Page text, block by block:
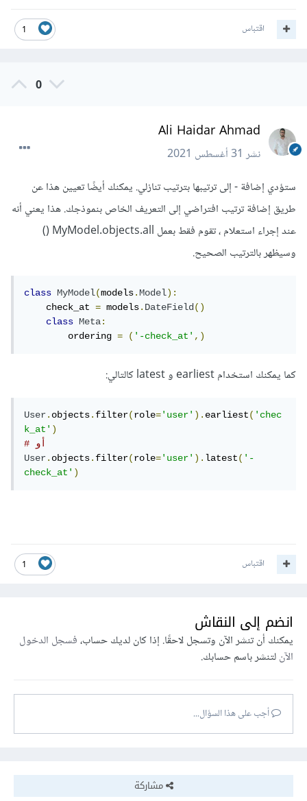
1 اقتباس
0
Ali Haidar Ahmad
نشر31 أغسطس 2021
ستؤدي إضافة - إلى ترتيبها بترتيب تنازلي. يمكنك أيضًا تعيين هذا عن
طريق إضافة ترتيب افتراضي إلى التعريف الخاص بنموذجك. هذا يعني أنه
عند إجراء استعلام ، تقوم فقط بعمل MyModel.objects.all ()
وسيظهر بالترتيب الصحيح.
class MyModel(models.Model):
    check_at
= models.DateField()
class
Meta:
        ordering
= ('-check_at',)
كما يمكنك استخدام earliest و latest كالتالي:
User.objects.filter(role='user').earliest('chec
k_at')
User.objects.filter(role='user').latest('-
check_at')
1 اقتباس
انضم إلى النقاش
يمكنك أن تنشر الآن وتسجل لاحقًا. إذا كان لديك حساب،فسجل الدخول
الآنلتنشر باسم حسابك.
أجب على هذا السؤال...
مشاركة